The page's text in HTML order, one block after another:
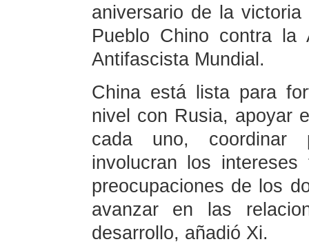
aniversario de la
Pueblo Chino contra la
Antifascista Mundial.
China está lista para
nivel con Rusia, apoyar
cada uno, coordinar
involucran los
preocupaciones de los
avanzar en las
desarrollo, añadió Xi.